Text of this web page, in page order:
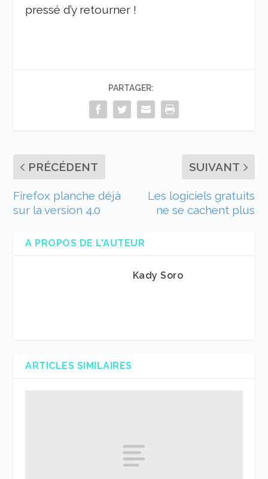
pressé d’y retourner !
PARTAGER:
PRÉCÉDENT
Firefox planche déjà
sur la version 4.0
SUIVANT
Les logiciels gratuits
ne se cachent plus
A PROPOS DE L'AUTEUR
Kady Soro
ARTICLES SIMILAIRES